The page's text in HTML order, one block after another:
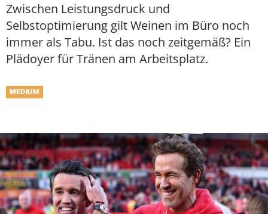
Zwischen Leistungsdruck und
Selbstoptimierung gilt Weinen im Büro noch
immer als Tabu. Ist das noch zeitgemäß? Ein
Plädoyer für Tränen am Arbeitsplatz.
MEDIUM